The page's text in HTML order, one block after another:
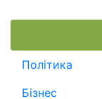
Політика
Бізнес